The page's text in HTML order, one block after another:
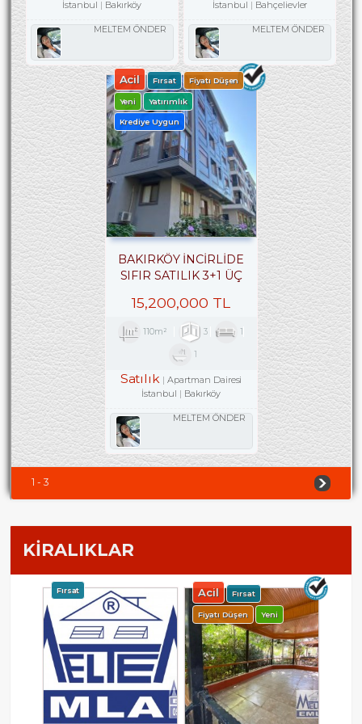
İstanbul
Bakırköy
MELTEM ÖNDER
İstanbul
Bahçelievler
MELTEM ÖNDER
Acil Fırsat Fiyatı Düşen
Yeni Yatırımlık
Krediye Uygun
BAKIRKÖY İNCİRLİDE
SIFIR SATILIK 3+1 ÜÇ
15,200,000 TL
110m² 3 1
1
Satılık
Apartman Dairesi
İstanbul
Bakırköy
MELTEM ÖNDER
1 - 3
KİRALIKLAR
Fırsat Acil Fırsat
Fiyatı Düşen Yeni